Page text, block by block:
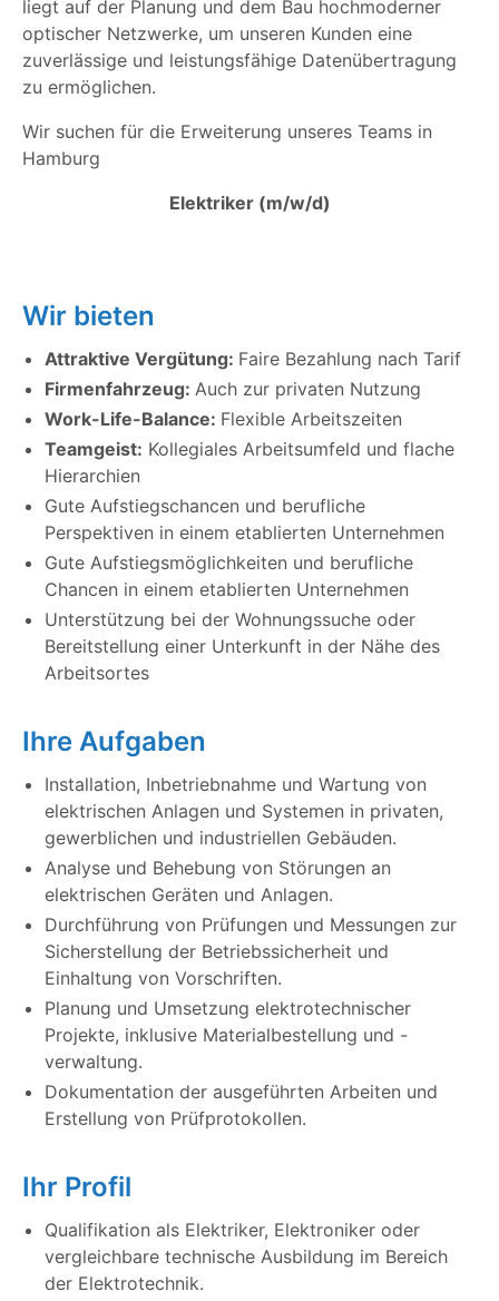
liegt auf der Planung und dem Bau hochmoderner
optischer Netzwerke, um unseren Kunden eine
zuverlässige und leistungsfähige Datenübertragung
zu ermöglichen.
Wir suchen für die Erweiterung unseres Teams in
Hamburg
Elektriker (m/w/d)
Wir bieten
Attraktive Vergütung: Faire Bezahlung nach Tarif
Firmenfahrzeug: Auch zur privaten Nutzung
Work-Life-Balance: Flexible Arbeitszeiten
Teamgeist: Kollegiales Arbeitsumfeld und flache
Hierarchien
Gute Aufstiegschancen und berufliche
Perspektiven in einem etablierten Unternehmen
Gute Aufstiegsmöglichkeiten und berufliche
Chancen in einem etablierten Unternehmen
Unterstützung bei der Wohnungssuche oder
Bereitstellung einer Unterkunft in der Nähe des
Arbeitsortes
Ihre Aufgaben
Installation, Inbetriebnahme und Wartung von
elektrischen Anlagen und Systemen in privaten,
gewerblichen und industriellen Gebäuden.
Analyse und Behebung von Störungen an
elektrischen Geräten und Anlagen.
Durchführung von Prüfungen und Messungen zur
Sicherstellung der Betriebssicherheit und
Einhaltung von Vorschriften.
Planung und Umsetzung elektrotechnischer
Projekte, inklusive Materialbestellung und -
verwaltung.
Dokumentation der ausgeführten Arbeiten und
Erstellung von Prüfprotokollen.
Ihr Profil
Qualifikation als Elektriker, Elektroniker oder
vergleichbare technische Ausbildung im Bereich
der Elektrotechnik.